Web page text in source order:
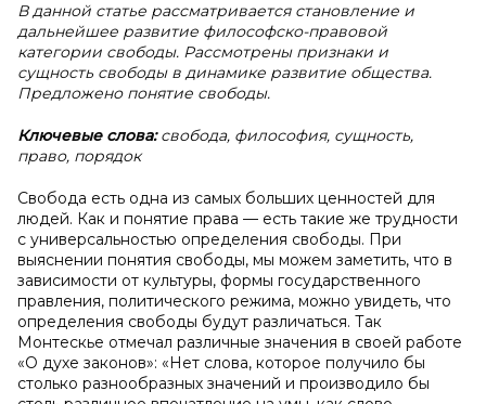
В данной статье рассматривается становление и
дальнейшее развитие философско-правовой
категории свободы. Рассмотрены признаки и
сущность свободы в динамике развитие общества.
Предложено понятие свободы.
Ключевые слова:свобода, философия, сущность,
право, порядок
Свобода есть одна из самых больших ценностей для
людей. Как и понятие права — есть такие же трудности
с универсальностью определения свободы. При
выяснении понятия свободы, мы можем заметить, что в
зависимости от культуры, формы государственного
правления, политического режима, можно увидеть, что
определения свободы будут различаться. Так
Монтескье отмечал различные значения в своей работе
«О духе законов»: «Нет слова, которое получило бы
столько разнообразных значений и производило бы